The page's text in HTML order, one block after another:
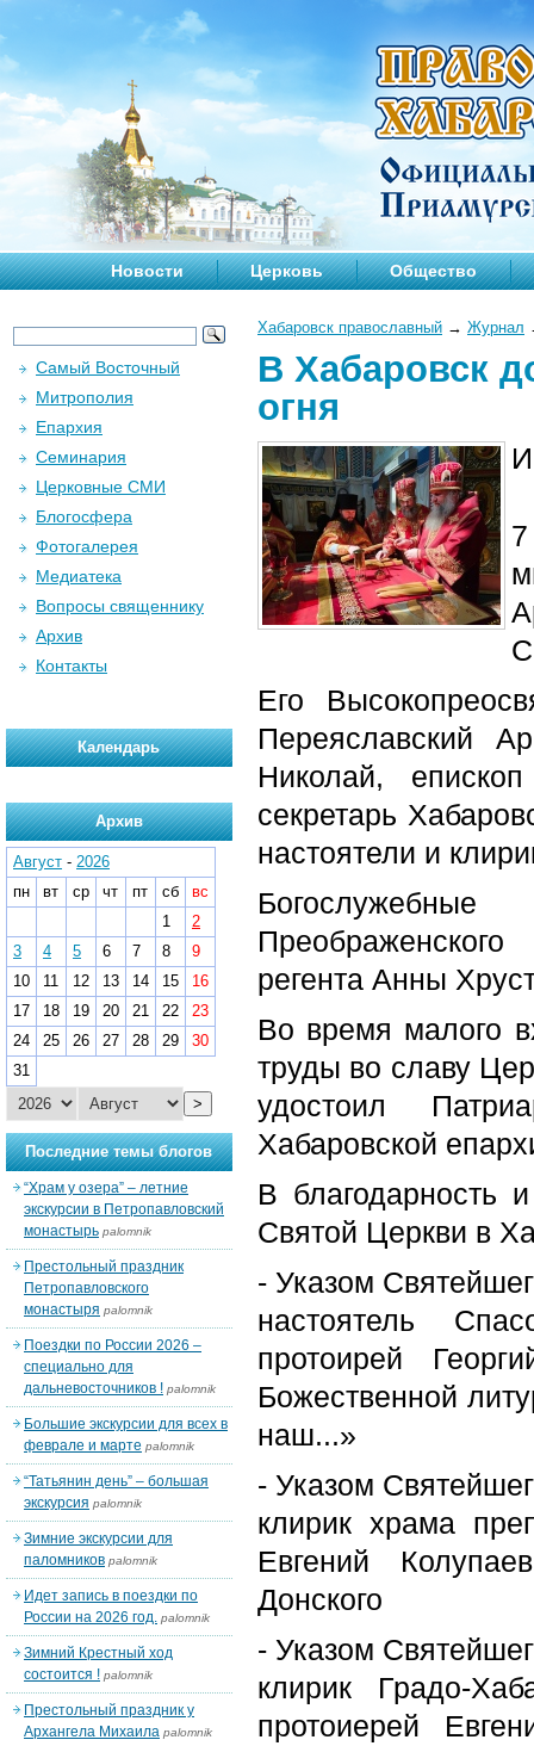
Новости Церковь Общество
Хабаровск православный → Журнал
В Хабаровск
огня
Его
Переяславский
Николай,
секретарь
настоятели и
регента Анны
Во время малого
труды во славу
удостоил
Хабаровской
В благодарность
Святой Церкви в
- Указом
настоятель
протоирей
Божественной
наш...»
- Указом
клирик храма
Евгений
Донского
- Указом
клирик Градо-
протоиерей
Самый Восточный
Митрополия
Епархия
Семинария
Церковные СМИ
Блогосфера
Фотогалерея
Медиатека
Вопросы священнику
Архив
Контакты
Календарь
Архив
Август - 2026
пн
вт ср чт пт сб
вс
1
2
3
4 5 6 7 8
9
10
11 12 13 14 15
16
17
18 19 20 21 22
23
24
25 26 27 28 29
30
31
>
Последние темы блогов
“Храм у озера” – летние
экскурсии в Петропавловский
монастырь palomnik
Престольный праздник
Петропавловского
монастыря palomnik
Поездки по России 2026 –
специально для
дальневосточников ! palomnik
Большие экскурсии для всех в
феврале и марте palomnik
“Татьянин день” – большая
экскурсия palomnik
Зимние экскурсии для
паломников palomnik
Идет запись в поездки по
России на 2026 год. palomnik
Зимний Крестный ход
состоится ! palomnik
Престольный праздник у
Архангела Михаила palomnik